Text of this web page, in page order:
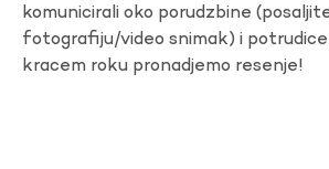
komunicirali oko porudzbine
fotografiju/video snimak) i
kracem roku pronadjemo resenje!